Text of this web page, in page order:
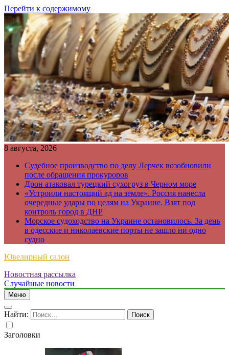
Перейти к содержимому
8 августа, 2026
Судебное производство по делу Лерчек возобновили
после обращения прокуроров
Дрон атаковал турецкий сухогруз в Черном море
«Устроили настоящий ад на земле». Россия нанесла
очередные удары по целям на Украине. Взят под
контроль город в ДНР
Морское судоходство на Украине остановилось. За день
в одесские и николаевские порты не зашло ни одно
судно
Ювелирный салон
Новостная рассылка
Случайные новости
Меню
Найти:
Заголовки